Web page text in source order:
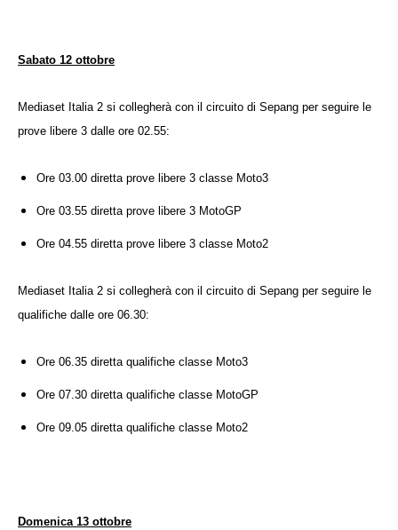
Sabato 12 ottobre
Mediaset Italia 2 si collegherà con il circuito di Sepang per seguire le
prove libere 3 dalle ore 02.55:
Ore 03.00 diretta prove libere 3 classe Moto3
Ore 03.55 diretta prove libere 3 MotoGP
Ore 04.55 diretta prove libere 3 classe Moto2
Mediaset Italia 2 si collegherà con il circuito di Sepang per seguire le
qualifiche dalle ore 06.30:
Ore 06.35 diretta qualifiche classe Moto3
Ore 07.30 diretta qualifiche classe MotoGP
Ore 09.05 diretta qualifiche classe Moto2
Domenica 13 ottobre